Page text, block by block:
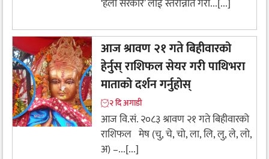
‘हेलो सरकार’ लाई स्तरोन्नति गरी...[...]
आज श्रावण २१ गते बिहीवारको
हेर्नुस् राशिफल सेयर गरी पाथिभरा
माताको दर्शन गर्नुहोस्
२ दि अगाडी
आज वि.सं. २०८३ श्रावण २१ गते बिहीवारको
राशिफल मेष (चु, चे, चो, ला, लि, लु, ले, लो,
अ) –...[...]